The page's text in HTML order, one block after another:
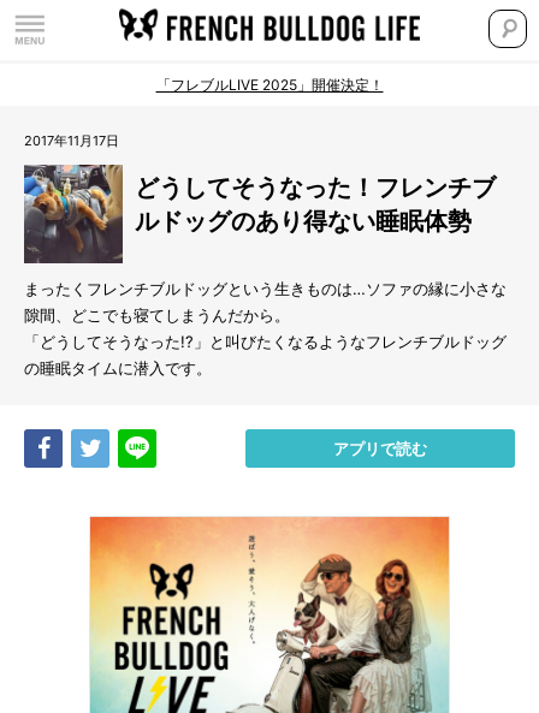
「フレブルLIVE 2025」開催決定！
2017年11月17日
どうしてそうなった！フレンチブ
ルドッグのあり得ない睡眠体勢
まったくフレンチブルドッグという生きものは…ソファの縁に小さな
隙間、どこでも寝てしまうんだから。
「どうしてそうなった!?」と叫びたくなるようなフレンチブルドッグ
の睡眠タイムに潜入です。
Share Tweet アプリで読む